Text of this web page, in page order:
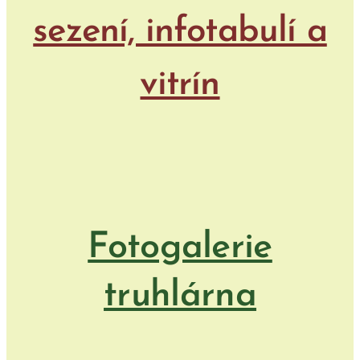
sezení, infotabulí a
vitrín
Fotogalerie
truhlárna